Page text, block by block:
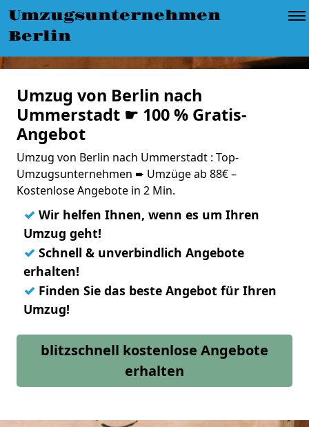
Umzugsunternehmen
Berlin
Umzug von Berlin nach
Ummerstadt ☛ 100 % Gratis-
Angebot
Umzug von Berlin nach Ummerstadt : Top-
Umzugsunternehmen ➨ Umzüge ab 88€ –
Kostenlose Angebote in 2 Min.
✓ Wir helfen Ihnen, wenn es um Ihren
Umzug geht!
✓ Schnell & unverbindlich Angebote
erhalten!
✓ Finden Sie das beste Angebot für Ihren
Umzug!
blitzschnell kostenlose Angebote
erhalten